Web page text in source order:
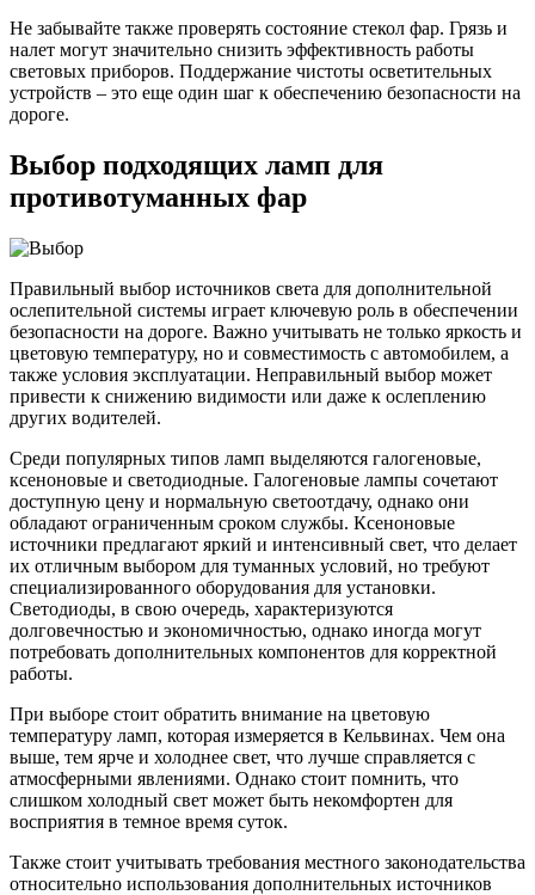
Не забывайте также проверять состояние стекол фар. Грязь и
налет могут значительно снизить эффективность работы
световых приборов. Поддержание чистоты осветительных
устройств – это еще один шаг к обеспечению безопасности на
дороге.
Выбор подходящих ламп для
противотуманных фар
Правильный выбор источников света для дополнительной
ослепительной системы играет ключевую роль в обеспечении
безопасности на дороге. Важно учитывать не только яркость и
цветовую температуру, но и совместимость с автомобилем, а
также условия эксплуатации. Неправильный выбор может
привести к снижению видимости или даже к ослеплению
других водителей.
Среди популярных типов ламп выделяются галогеновые,
ксеноновые и светодиодные. Галогеновые лампы сочетают
доступную цену и нормальную светоотдачу, однако они
обладают ограниченным сроком службы. Ксеноновые
источники предлагают яркий и интенсивный свет, что делает
их отличным выбором для туманных условий, но требуют
специализированного оборудования для установки.
Светодиоды, в свою очередь, характеризуются
долговечностью и экономичностью, однако иногда могут
потребовать дополнительных компонентов для корректной
работы.
При выборе стоит обратить внимание на цветовую
температуру ламп, которая измеряется в Кельвинах. Чем она
выше, тем ярче и холоднее свет, что лучше справляется с
атмосферными явлениями. Однако стоит помнить, что
слишком холодный свет может быть некомфортен для
восприятия в темное время суток.
Также стоит учитывать требования местного законодательства
относительно использования дополнительных источников